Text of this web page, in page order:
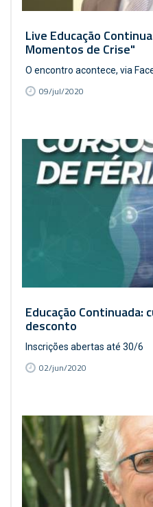
Live Educação
Momentos de Crise"
O encontro acontece, via
09/jul/2020
Educação Continuada:
desconto
Inscrições abertas até 30/6
02/jun/2020